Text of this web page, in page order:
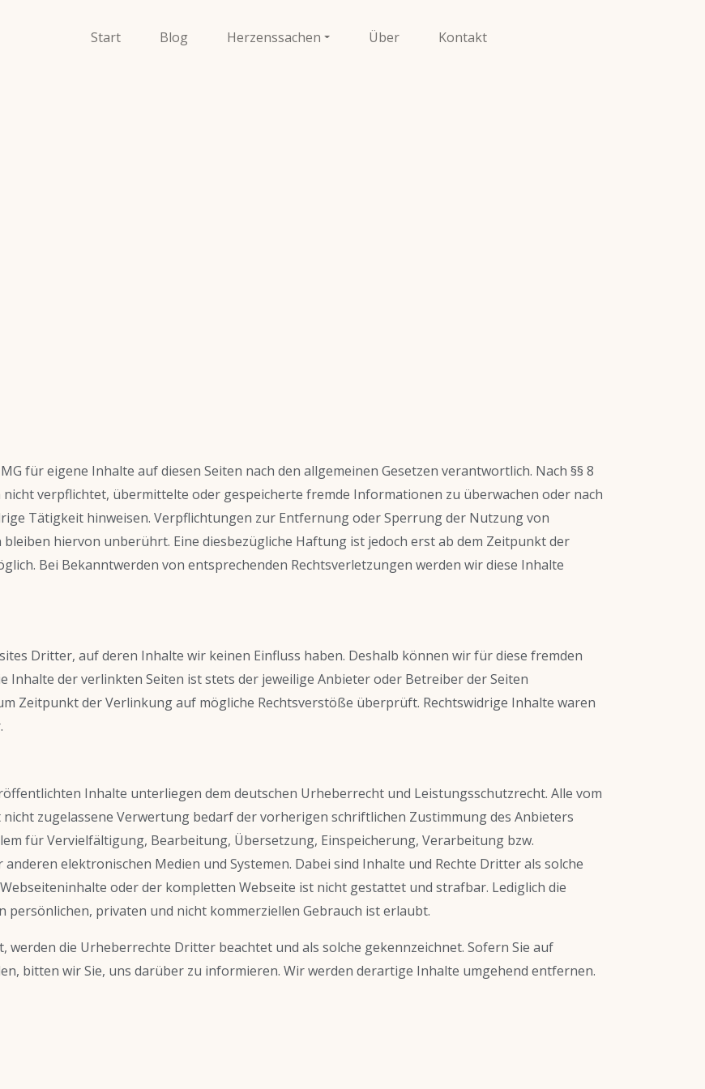
Start Blog Herzenssachen Über Kontakt
für eigene Inhalte auf diesen Seiten nach den allgemeinen Gesetzen verantwortlich. Nach §§ 8
verpflichtet, übermittelte oder gespeicherte fremde Informationen zu überwachen oder nach
Tätigkeit hinweisen. Verpflichtungen zur Entfernung oder Sperrung der Nutzung von
hiervon unberührt. Eine diesbezügliche Haftung ist jedoch erst ab dem Zeitpunkt der
Bei Bekanntwerden von entsprechenden Rechtsverletzungen werden wir diese Inhalte
Dritter, auf deren Inhalte wir keinen Einfluss haben. Deshalb können wir für diese fremden
Inhalte der verlinkten Seiten ist stets der jeweilige Anbieter oder Betreiber der Seiten
Zeitpunkt der Verlinkung auf mögliche Rechtsverstöße überprüft. Rechtswidrige Inhalte waren
Inhalte unterliegen dem deutschen Urheberrecht und Leistungsschutzrecht. Alle vom
zugelassene Verwertung bedarf der vorherigen schriftlichen Zustimmung des Anbieters
für Vervielfältigung, Bearbeitung, Übersetzung, Einspeicherung, Verarbeitung bzw.
elektronischen Medien und Systemen. Dabei sind Inhalte und Rechte Dritter als solche
oder der kompletten Webseite ist nicht gestattet und strafbar. Lediglich die
privaten und nicht kommerziellen Gebrauch ist erlaubt.
die Urheberrechte Dritter beachtet und als solche gekennzeichnet. Sofern Sie auf
bitten wir Sie, uns darüber zu informieren. Wir werden derartige Inhalte umgehend entfernen.